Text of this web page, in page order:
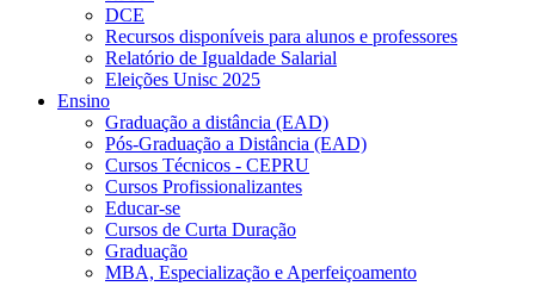
DCE
Recursos disponíveis para alunos e professores
Relatório de Igualdade Salarial
Eleições Unisc 2025
Ensino
Graduação a distância (EAD)
Pós-Graduação a Distância (EAD)
Cursos Técnicos - CEPRU
Cursos Profissionalizantes
Educar-se
Cursos de Curta Duração
Graduação
MBA, Especialização e Aperfeiçoamento